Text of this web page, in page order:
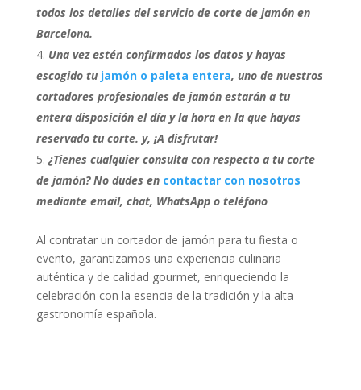
todos los detalles del servicio de corte de jamón en
Barcelona.
Una vez estén confirmados los datos y hayas
escogido tu jamón o paleta entera, uno de nuestros
cortadores profesionales de jamón estarán a tu
entera disposición el día y la hora en la que hayas
reservado tu corte. y, ¡A disfrutar!
¿Tienes cualquier consulta con respecto a tu corte
de jamón? No dudes en contactar con nosotros
mediante email, chat, WhatsApp o teléfono
Al contratar un cortador de jamón para tu fiesta o
evento, garantizamos una experiencia culinaria
auténtica y de calidad gourmet, enriqueciendo la
celebración con la esencia de la tradición y la alta
gastronomía española.